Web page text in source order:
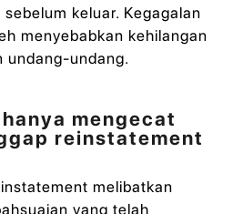
keluar. Kegagalan
menyebabkan kehilangan
undang-undang.
mengecat
reinstatement
melibatkan
yang telah